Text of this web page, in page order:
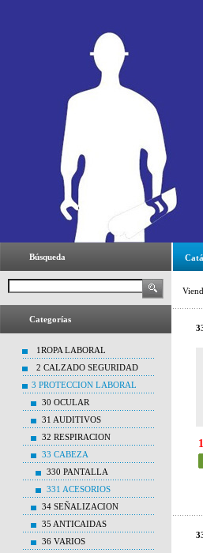
Búsqueda
Categorías
1ROPA LABORAL
2 CALZADO SEGURIDAD
3 PROTECCION LABORAL
30 OCULAR
31 AUDITIVOS
32 RESPIRACION
33 CABEZA
330 PANTALLA
331 ACESORIOS
34 SEÑALIZACION
35 ANTICAIDAS
36 VARIOS